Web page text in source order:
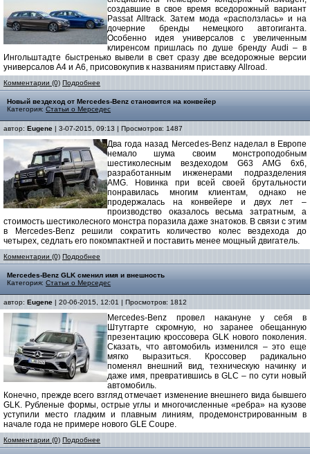
создавшие в свое время вседорожный вариант
Passat Alltrack. Затем мода «расползлась» и на
дочерние бренды немецкого автогиганта.
Особенно идея универсалов с увеличенным
клиренсом пришлась по душе бренду Audi – в
Ингольштадте быстренько вывели в свет сразу две вседорожные версии
универсалов A4 и A6, присовокупив к названиям приставку Allroad.
Комментарии (0) Подробнее
Новый вездеход от Mercedes-Benz становится на конвейер
Категория: Статьи о Мерседес
автор: Eugene | 3-07-2015, 09:13 | Просмотров: 1487
Два года назад Mercedes-Benz наделал в Европе
немало шума своим монстроподобным
шестиколесным вездеходом G63 AMG 6x6,
разработанным инженерами подразделения
AMG. Новинка при всей своей брутальности
понравилась многим клиентам, однако не
продержалась на конвейере и двух лет –
производство оказалось весьма затратным, а
стоимость шестиколесного монстра поразила даже знатоков. В связи с этим
в Mercedes-Benz решили сократить количество колес вездехода до
четырех, седлать его покомпактней и поставить менее мощный двигатель.
Комментарии (0) Подробнее
Mercedes-Benz GLK сменил имя и внешность
Категория: Статьи о Мерседес
автор: Eugene | 20-06-2015, 12:01 | Просмотров: 1812
Mercedes-Benz провел накануне у себя в
Штутгарте скромную, но заранее обещанную
презентацию кроссовера GLK нового поколения.
Сказать, что автомобиль изменился – это еще
мягко выразиться. Кроссовер радикально
поменял внешний вид, техническую начинку и
даже имя, превратившись в GLC – по сути новый
автомобиль.
Конечно, прежде всего взгляд отмечает изменение внешнего вида бывшего
GLK. Рубленые формы, острые углы и многочисленные «ребра» на кузове
уступили место гладким и плавным линиям, продемонстрированным в
начале года не примере нового GLE Coupe.
Комментарии (0) Подробнее